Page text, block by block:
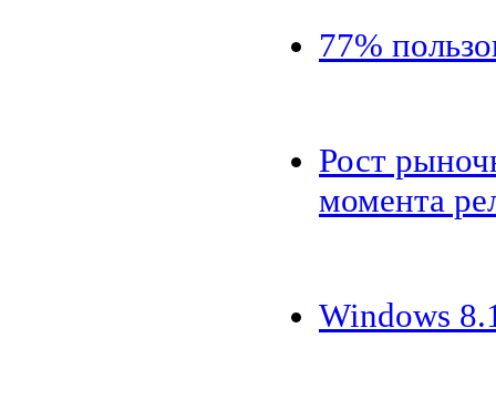
77%
Рост
момента
Windows